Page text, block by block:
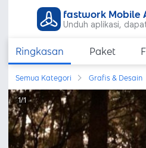
fastwork Mobile
Unduh aplikasi,
Ringkasan Paket
Semua Kategori Grafis & Desain
1/1